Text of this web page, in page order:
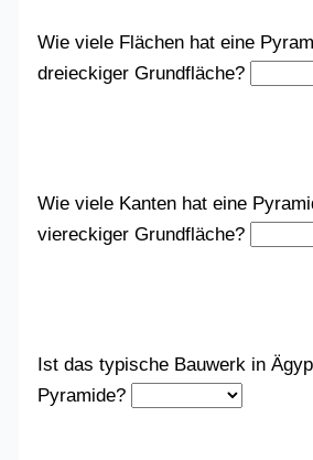
Wie viele Flächen hat eine
dreieckiger Grundfläche?
Wie viele Kanten hat eine
viereckiger Grundfläche?
Ist das typische Bauwerk in
Pyramide?